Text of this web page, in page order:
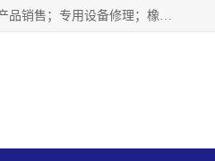
天津永腾气体销售有限公司成立于2020年，注册地位于天津市滨海新区。经营范围包括：专用化学产品销售；专用设备修理；橡胶制品销售；气体压缩机械销售；特种设备销售；仪器仪表销售；机械设备租赁；五金产品批发；食品添加剂销售等，主要供应：氧气、乙炔、氮气、氩气、氢气、氦气、液氨、液氮、一氧化碳、二氧化碳等，各种工业气体，高纯气体，食品级气体。